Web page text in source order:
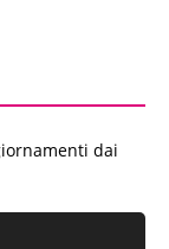
dai